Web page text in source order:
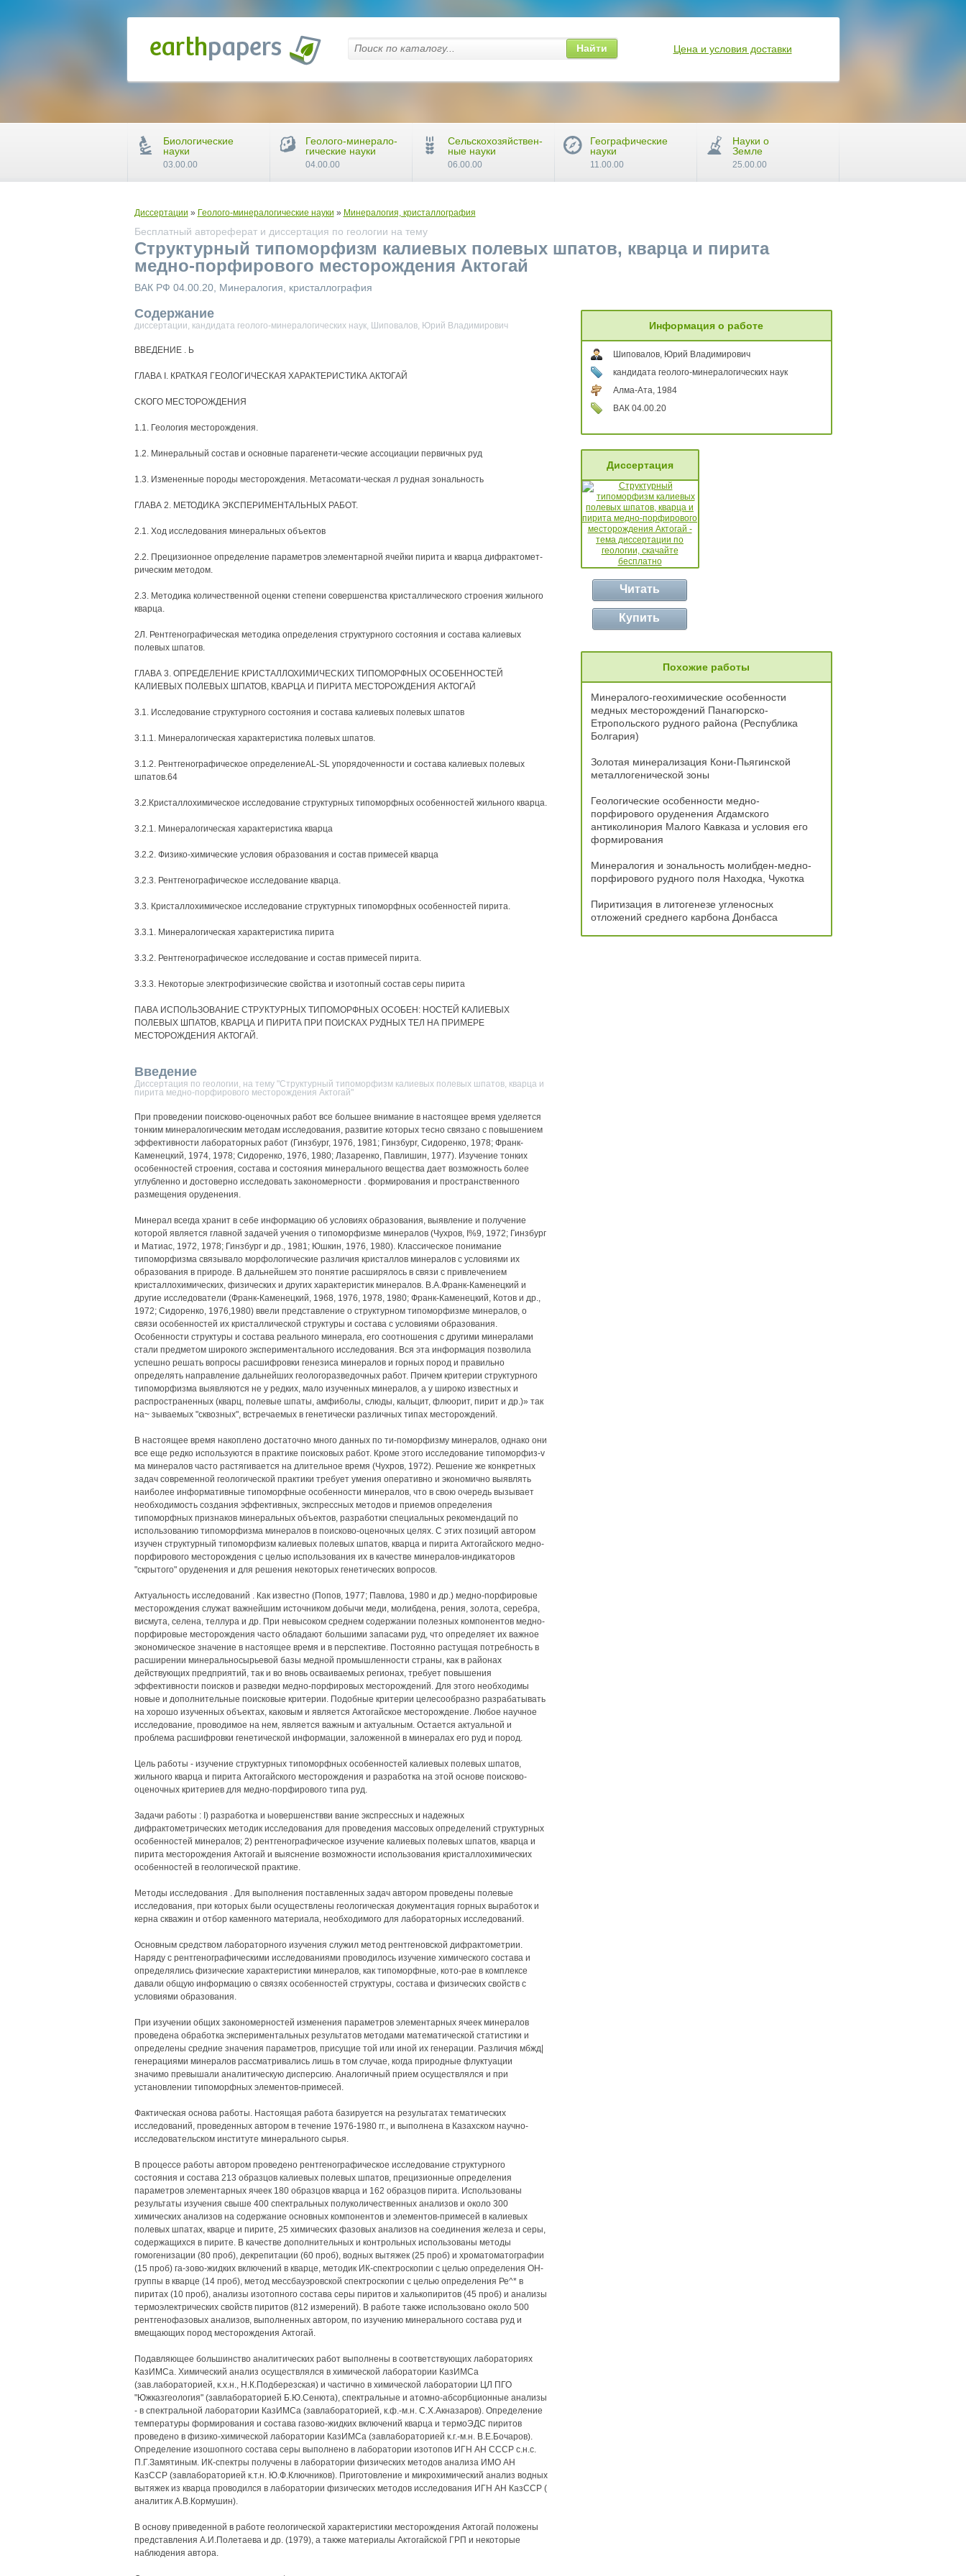
Диссертации » Геолого-минералогические науки » Минералогия, кристаллография
Бесплатный автореферат и диссертация по геологии на тему
Структурный типоморфизм калиевых полевых шпатов, кварца и пирита
медно-порфирового месторождения Актогай
ВАК РФ 04.00.20, Минералогия, кристаллография
Содержание
диссертации, кандидата геолого-минералогических наук, Шиповалов, Юрий Владимирович
ВВЕДЕНИЕ . Ь
ГЛАВА I. КРАТКАЯ ГЕОЛОГИЧЕСКАЯ ХАРАКТЕРИСТИКА АКТОГАЙ
СКОГО МЕСТОРОЖДЕНИЯ
1.1. Геология месторождения.
1.2. Минеральный состав и основные парагенети-ческие ассоциации первичных руд
1.3. Измененные породы месторождения. Метасомати-ческая л рудная зональность
ГЛАВА 2. МЕТОДИКА ЭКСПЕРИМЕНТАЛЬНЫХ РАБОТ.
2.1. Ход исследования минеральных объектов
2.2. Прецизионное определение параметров элементарной ячейки пирита и кварца дифрактомет-
рическим методом.
2.3. Методика количественной оценки степени совершенства кристаллического строения жильного
кварца.
2Л. Рентгенографическая методика определения структурного состояния и состава калиевых
полевых шпатов.
ГЛАВА 3. ОПРЕДЕЛЕНИЕ КРИСТАЛЛОХИМИЧЕСКИХ ТИПОМОРФНЫХ ОСОБЕННОСТЕЙ
КАЛИЕВЫХ ПОЛЕВЫХ ШПАТОВ, КВАРЦА И ПИРИТА МЕСТОРОЖДЕНИЯ АКТОГАЙ
3.1. Исследование структурного состояния и состава калиевых полевых шпатов
3.1.1. Минералогическая характеристика полевых шпатов.
3.1.2. Рентгенографическое определениеAL-SL упорядоченности и состава калиевых полевых
шпатов.64
3.2.Кристаллохимическое исследование структурных типоморфных особенностей жильного кварца.
3.2.1. Минералогическая характеристика кварца
3.2.2. Физико-химические условия образования и состав примесей кварца
3.2.3. Рентгенографическое исследование кварца.
3.3. Кристаллохимическое исследование структурных типоморфных особенностей пирита.
3.3.1. Минералогическая характеристика пирита
3.3.2. Рентгенографическое исследование и состав примесей пирита.
3.3.3. Некоторые электрофизические свойства и изотопный состав серы пирита
ПАВА ИСПОЛЬЗОВАНИЕ СТРУКТУРНЫХ ТИПОМОРФНЫХ ОСОБЕН: НОСТЕЙ КАЛИЕВЫХ
ПОЛЕВЫХ ШПАТОВ, КВАРЦА И ПИРИТА ПРИ ПОИСКАХ РУДНЫХ ТЕЛ НА ПРИМЕРЕ
МЕСТОРОЖДЕНИЯ АКТОГАЙ.
Введение
Диссертация по геологии, на тему "Структурный типоморфизм калиевых полевых шпатов, кварца и
пирита медно-порфирового месторождения Актогай"
При проведении поисково-оценочных работ все большее внимание в настоящее время уделяется
тонким минералогическим методам исследования, развитие которых тесно связано с повышением
эффективности лабораторных работ (Гинзбург, 1976, 1981; Гинзбург, Сидоренко, 1978; Франк-
Каменецкий, 1974, 1978; Сидоренко, 1976, 1980; Лазаренко, Павлишин, 1977). Изучение тонких
особенностей строения, состава и состояния минерального вещества дает возможность более
углубленно и достоверно исследовать закономерности . формирования и пространственного
размещения оруденения.
Минерал всегда хранит в себе информацию об условиях образования, выявление и получение
которой является главной задачей учения о типоморфизме минералов (Чухров, I%9, 1972; Гинзбург
и Матиас, 1972, 1978; Гинзбург и др., 1981; Юшкин, 1976, 1980). Классическое понимание
типоморфизма связывало морфологические различия кристаллов минералов с условиями их
образования в природе. В дальнейшем это понятие расширялось в связи с привлечением
кристаллохимических, физических и других характеристик минералов. В.А.Франк-Каменецкий и
другие исследователи (Франк-Каменецкий, 1968, 1976, 1978, 1980; Франк-Каменецкий, Котов и др.,
1972; Сидоренко, 1976,1980) ввели представление о структурном типоморфизме минералов, о
связи особенностей их кристаллической структуры и состава с условиями образования.
Особенности структуры и состава реального минерала, его соотношения с другими минералами
стали предметом широкого экспериментального исследования. Вся эта информация позволила
успешно решать вопросы расшифровки генезиса минералов и горных пород и правильно
определять направление дальнейших геологоразведочных работ. Причем критерии структурного
типоморфизма выявляются не у редких, мало изученных минералов, а у широко известных и
распространенных (кварц, полевые шпаты, амфиболы, слюды, кальцит, флюорит, пирит и др.)» так
на~ зываемых "сквозных", встречаемых в генетически различных типах месторождений.
В настоящее время накоплено достаточно много данных по ти-поморфизму минералов, однако они
все еще редко используются в практике поисковых работ. Кроме этого исследование типоморфиз-v
ма минералов часто растягивается на длительное время (Чухров, 1972). Решение же конкретных
задач современной геологической практики требует умения оперативно и экономично выявлять
наиболее информативные типоморфные особенности минералов, что в свою очередь вызывает
необходимость создания эффективных, экспрессных методов и приемов определения
типоморфных признаков минеральных объектов, разработки специальных рекомендаций по
использованию типоморфизма минералов в поисково-оценочных целях. С этих позиций автором
изучен структурный типоморфизм калиевых полевых шпатов, кварца и пирита Актогайского медно-
порфирового месторождения с целью использования их в качестве минералов-индикаторов
"скрытого" оруденения и для решения некоторых генетических вопросов.
Актуальность исследований . Как известно (Попов, 1977; Павлова, 1980 и др.) медно-порфировые
месторождения служат важнейшим источником добычи меди, молибдена, рения, золота, серебра,
висмута, селена, теллура и др. При невысоком среднем содержании полезных компонентов медно-
порфировые месторождения часто обладают большими запасами руд, что определяет их важное
экономическое значение в настоящее время и в перспективе. Постоянно растущая потребность в
расширении минеральносырьевой базы медной промышленности страны, как в районах
действующих предприятий, так и во вновь осваиваемых регионах, требует повышения
эффективности поисков и разведки медно-порфировых месторождений. Для этого необходимы
новые и дополнительные поисковые критерии. Подобные критерии целесообразно разрабатывать
на хорошо изученных объектах, каковым и является Актогайское месторождение. Любое научное
исследование, проводимое на нем, является важным и актуальным. Остается актуальной и
проблема расшифровки генетической информации, заложенной в минералах его руд и пород.
Цель работы - изучение структурных типоморфных особенностей калиевых полевых шпатов,
жильного кварца и пирита Актогайского месторождения и разработка на этой основе поисково-
оценочных критериев для медно-порфирового типа руд.
Задачи работы : I) разработка и ыовершенствви вание экспрессных и надежных
дифрактометрических методик исследования для проведения массовых определений структурных
особенностей минералов; 2) рентгенографическое изучение калиевых полевых шпатов, кварца и
пирита месторождения Актогай и выяснение возможности использования кристаллохимических
особенностей в геологической практике.
Методы исследования . Для выполнения поставленных задач автором проведены полевые
исследования, при которых были осуществлены геологическая документация горных выработок и
керна скважин и отбор каменного материала, необходимого для лабораторных исследований.
Основным средством лабораторного изучения служил метод рентгеновской дифрактометрии.
Наряду с рентгенографическими исследованиями проводилось изучение химического состава и
определялись физические характеристики минералов, как типоморфные, кото-рае в комплексе
давали общую информацию о связях особенностей структуры, состава и физических свойств с
условиями образования.
При изучении общих закономерностей изменения параметров элементарных ячеек минералов
проведена обработка экспериментальных результатов методами математической статистики и
определены средние значения параметров, присущие той или иной их генерации. Различия мбжд|
генерациями минералов рассматривались лишь в том случае, когда природные флуктуации
значимо превышали аналитическую дисперсию. Аналогичный прием осуществлялся и при
установлении типоморфных элементов-примесей.
Фактическая основа работы. Настоящая работа базируется на результатах тематических
исследований, проведенных автором в течение 1976-1980 гг., и выполнена в Казахском научно-
исследовательском институте минерального сырья.
В процессе работы автором проведено рентгенографическое исследование структурного
состояния и состава 213 образцов калиевых полевых шпатов, прецизионные определения
параметров элементарных ячеек 180 образцов кварца и 162 образцов пирита. Использованы
результаты изучения свыше 400 спектральных полуколичественных анализов и около 300
химических анализов на содержание основных компонентов и элементов-примесей в калиевых
полевых шпатах, кварце и пирите, 25 химических фазовых анализов на соединения железа и серы,
содержащихся в пирите. В качестве дополнительных и контрольных использованы методы
гомогенизации (80 проб), декрепитации (60 проб), водных вытяжек (25 проб) и хроматоматографии
(15 проб) га-зово-жидких включений в кварце, методик ИК-спектроскопии с целью определения ОН-
группы в кварце (14 проб), метод мессбауэровской спектроскопии с целью определения Ре^* в
пиритах (10 проб), анализы изотопного состава серы пиритов и халькопиритов (45 проб) и анализы
термоэлектрических свойств пиритов (812 измерений). В работе также использовано около 500
рентгенофазовых анализов, выполненных автором, по изучению минерального состава руд и
вмещающих пород месторождения Актогай.
Подавляющее большинство аналитических работ выполнены в соответствующих лабораториях
КазИМСа. Химический анализ осуществлялся в химической лаборатории КазИМСа
(зав.лабораторией, к.х.н., Н.К.Подберезская) и частично в химической лаборатории ЦЛ ПГО
"Южказгеология" (завлабораторией Б.Ю.Сенюта), спектральные и атомно-абсорбционные анализы
- в спектральной лаборатории КазИМСа (завлабораторией, к.ф.-м.н. С.Х.Акназаров). Определение
температуры формирования и состава газово-жидких включений кварца и термоЭДС пиритов
проведено в физико-химической лаборатории КазИМСа (завлабораторией к.г.-м.н. В.Е.Бочаров).
Определение изошопного состава серы выполнено в лаборатории изотопов ИГН АН СССР с.н.с.
П.Г.Замятиным. ИК-спектры получены в лаборатории физических методов анализа ИМО АН
КазССР (завлабораторией к.т.н. Ю.Ф.Ключников). Приготовление и микрохимический анализ водных
вытяжек из кварца проводился в лаборатории физических методов исследования ИГН АН КазССР (
аналитик А.В.Кормушин).
В основу приведенной в работе геологической характеристики месторождения Актогай положены
представления А.И.Полетаева и др. (1979), а также материалы Актогайской ГРП и некоторые
наблюдения автора.
Информация о работе
Шиповалов, Юрий Владимирович
кандидата геолого-минералогических наук
Алма-Ата, 1984
ВАК 04.00.20
Диссертация
Читать
Купить
Похожие работы
Минералого-геохимические особенности
медных месторождений Панагюрско-
Етропольского рудного района (Республика
Болгария)
Золотая минерализация Кони-Пьягинской
металлогенической зоны
Геологические особенности медно-
порфирового оруденения Агдамского
антиколинория Малого Кавказа и условия его
формирования
Минералогия и зональность молибден-медно-
порфирового рудного поля Находка, Чукотка
Пиритизация в литогенезе угленосных
отложений среднего карбона Донбасса
Найти Цена и условия доставки
Биологические
науки
03.00.00
Геолого-минерало-
гические науки
04.00.00
Сельскохозяйствен-
ные науки
06.00.00
Географические
науки
11.00.00
Науки о
Земле
25.00.00